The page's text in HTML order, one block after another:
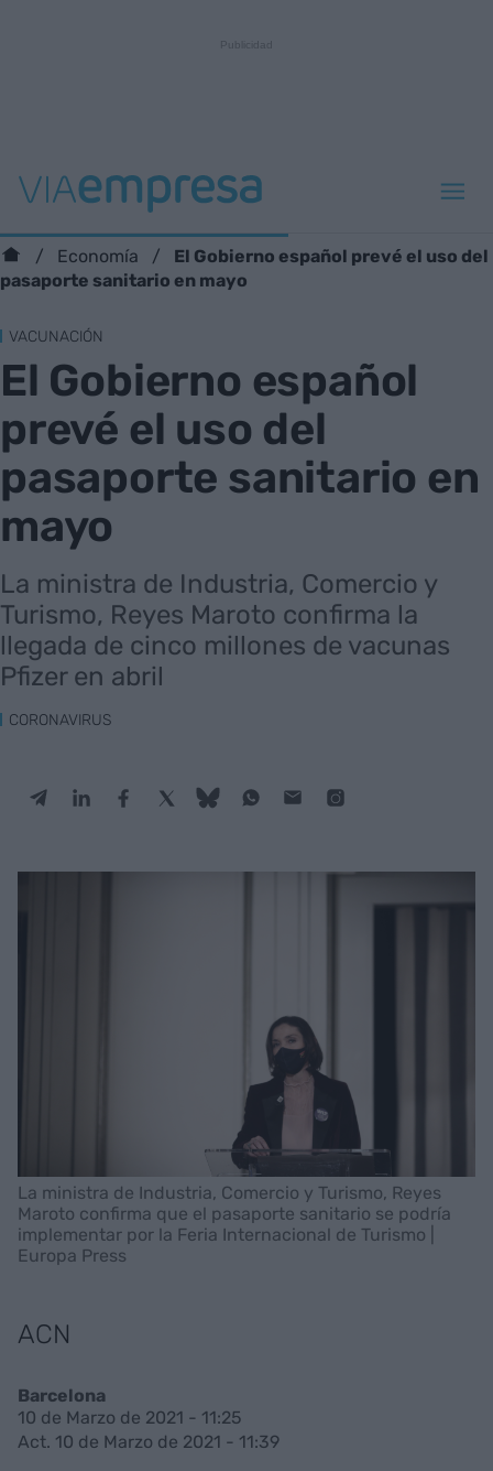
Economía
El Gobierno español prevé el uso del
pasaporte sanitario en mayo
VACUNACIÓN
El Gobierno español
prevé el uso del
pasaporte sanitario en
mayo
La ministra de Industria, Comercio y
Turismo, Reyes Maroto confirma la
llegada de cinco millones de vacunas
Pfizer en abril
CORONAVIRUS
La ministra de Industria, Comercio y Turismo, Reyes
Maroto confirma que el pasaporte sanitario se podría
implementar por la Feria Internacional de Turismo |
Europa Press
ACN
Barcelona
10 de Marzo de 2021 - 11:25
Act. 10 de Marzo de 2021 - 11:39